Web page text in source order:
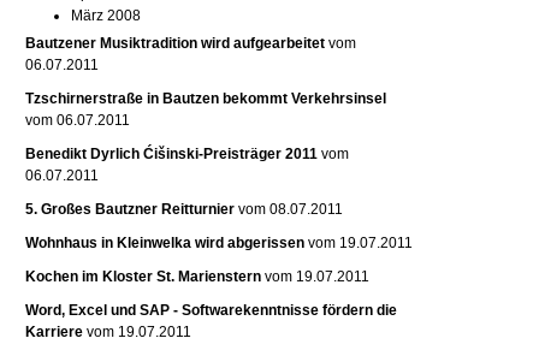
März 2008
Bautzener Musiktradition wird aufgearbeitetvom
06.07.2011
Tzschirnerstraße in Bautzen bekommt Verkehrsinsel
vom 06.07.2011
Benedikt Dyrlich Ćišinski-Preisträger 2011vom
06.07.2011
5. Großes Bautzner Reitturniervom 08.07.2011
Wohnhaus in Kleinwelka wird abgerissenvom 19.07.2011
Kochen im Kloster St. Mariensternvom 19.07.2011
Word, Excel und SAP - Softwarekenntnisse fördern die
Karrierevom 19.07.2011